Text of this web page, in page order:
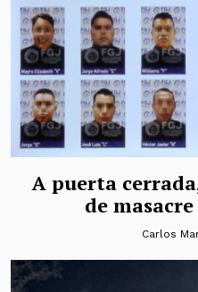
A puerta
de
Carlos